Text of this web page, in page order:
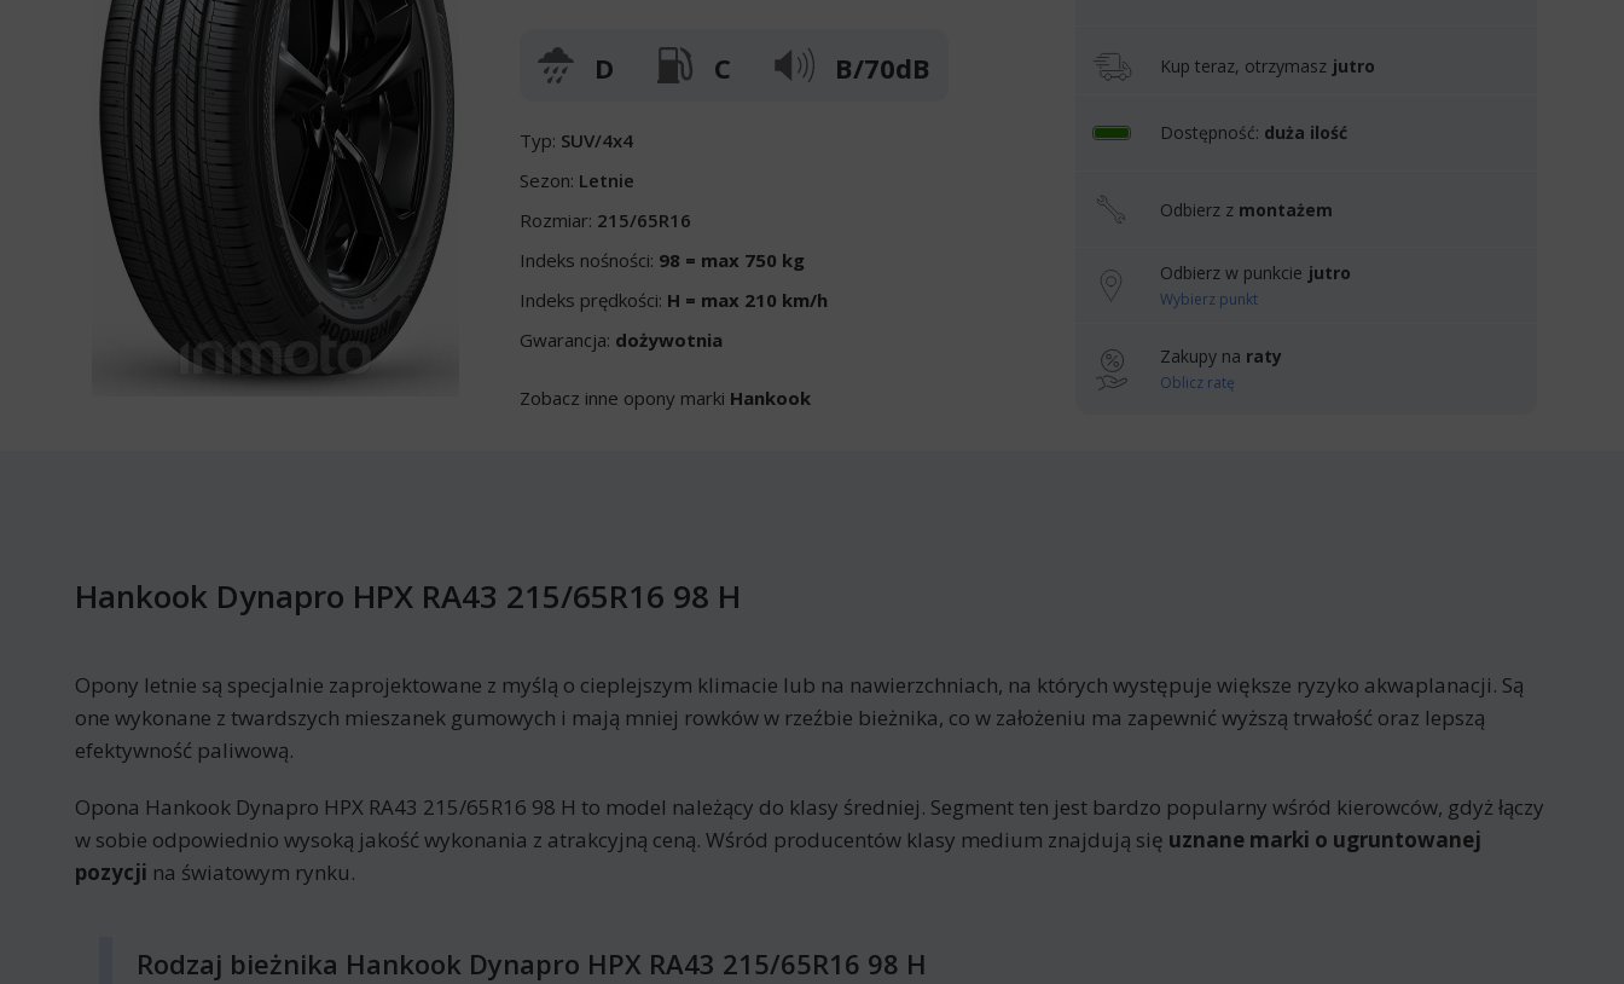
D C B/70dB
Typ: SUV/4x4
Sezon: Letnie
Rozmiar: 215/65R16
Indeks nośności: 98 = max 750 kg
Indeks prędkości: H = max 210 km/h
Gwarancja: dożywotnia
Zobacz inne opony marki Hankook
Kup teraz, otrzymasz jutro
Dostępność: duża ilość
Odbierz z montażem
Odbierz w punkcie jutro
Wybierz punkt
Zakupy na raty
Oblicz ratę
Hankook Dynapro HPX RA43 215/65R16 98 H
Opony letnie są specjalnie zaprojektowane z myślą o cieplejszym klimacie lub na nawierzchniach, na których występuje większe ryzyko akwaplanacji. Są
one wykonane z twardszych mieszanek gumowych i mają mniej rowków w rzeźbie bieżnika, co w założeniu ma zapewnić wyższą trwałość oraz lepszą
efektywność paliwową.
Opona Hankook Dynapro HPX RA43 215/65R16 98 H to model należący do klasy średniej. Segment ten jest bardzo popularny wśród kierowców, gdyż łączy
w sobie odpowiednio wysoką jakość wykonania z atrakcyjną ceną. Wśród producentów klasy medium znajdują się uznane marki o ugruntowanej
pozycji na światowym rynku.
Rodzaj bieżnika Hankook Dynapro HPX RA43 215/65R16 98 H